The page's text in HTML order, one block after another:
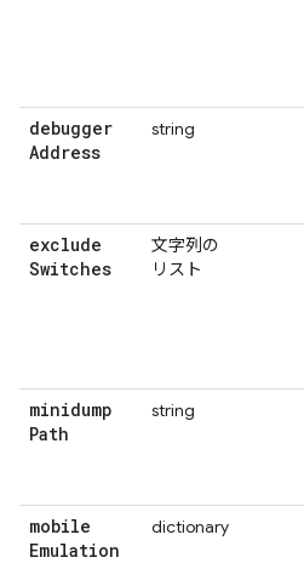
debugger
Address
string
exclude
Switches
文字列の
リスト
minidump
Path
string
mobile
Emulation
dictionary